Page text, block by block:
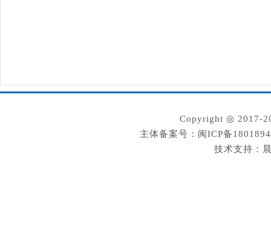
Copyright ◎ 2017-
主体备案号：闽ICP备
技术支持：